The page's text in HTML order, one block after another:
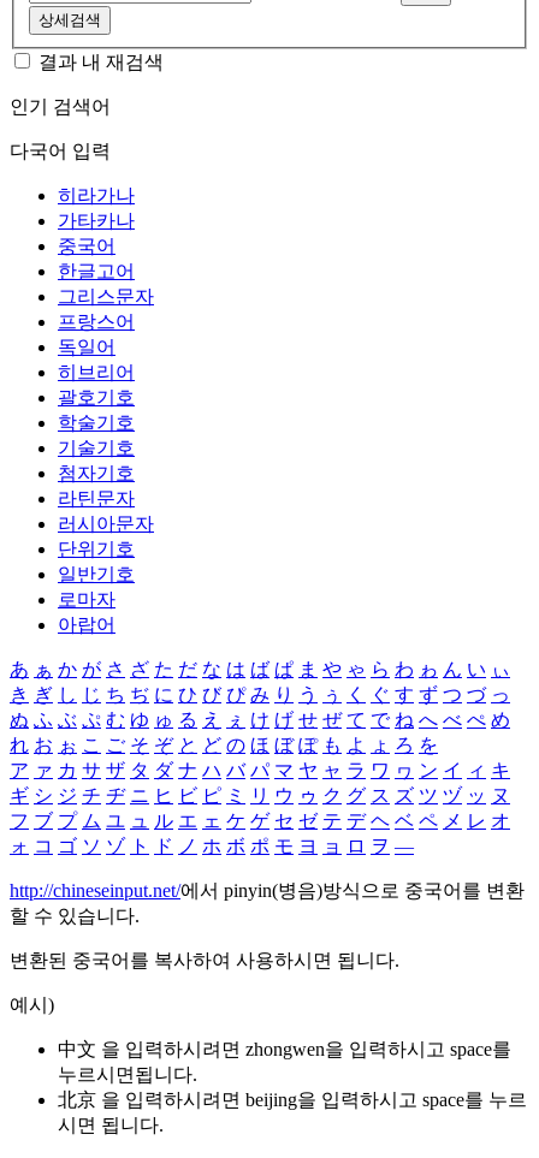
상세검색
결과 내 재검색
인기 검색어
다국어 입력
히라가나
가타카나
중국어
한글고어
그리스문자
프랑스어
독일어
히브리어
괄호기호
학술기호
기술기호
첨자기호
라틴문자
러시아문자
단위기호
일반기호
로마자
아랍어
あ ぁ か が さ ざ た だ な は ば ぱ ま や ゃ ら わ ゎ ん い ぃ
き ぎ し じ ち ぢ に ひ び ぴ み り う ぅ く ぐ す ず つ づ っ
ぬ ふ ぶ ぷ む ゆ ゅ る え ぇ け げ せ ぜ て で ね へ べ ぺ め
れ お ぉ こ ご そ ぞ と ど の ほ ぼ ぽ も よ ょ ろ を
ア ァ カ サ ザ タ ダ ナ ハ バ パ マ ヤ ャ ラ ワ ヮ ン イ ィ キ
ギ シ ジ チ ヂ ニ ヒ ビ ピ ミ リ ウ ゥ ク グ ス ズ ツ ヅ ッ ヌ
フ ブ プ ム ユ ュ ル エ ェ ケ ゲ セ ゼ テ デ ヘ ベ ペ メ レ オ
ォ コ ゴ ソ ゾ ト ド ノ ホ ボ ポ モ ヨ ョ ロ ヲ ―
http://chineseinput.net/에서 pinyin(병음)방식으로 중국어를 변환
할 수 있습니다.
변환된 중국어를 복사하여 사용하시면 됩니다.
예시)
中文 을 입력하시려면 zhongwen을 입력하시고 space를
누르시면됩니다.
北京 을 입력하시려면 beijing을 입력하시고 space를 누르
시면 됩니다.